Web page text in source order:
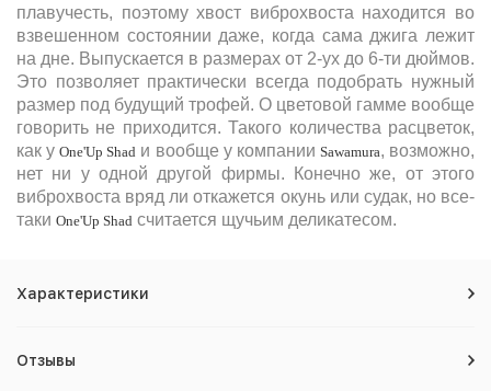
плавучесть, поэтому хвост виброхвоста находится во
взвешенном состоянии даже, когда сама джига лежит
на дне. Выпускается в размерах от 2-ух до 6-ти дюймов.
Это позволяет практически всегда подобрать нужный
размер под будущий трофей. О цветовой гамме вообще
говорить не приходится. Такого количества расцветок,
как уOne'Up Shad и вообще у компании Sawamura, возможно,
нет ни у одной другой фирмы. Конечно же, от этого
виброхвоста вряд ли откажется окунь или судак, но все-
таки One'Up Shad считается щучьим деликатесом.
Характеристики
Отзывы